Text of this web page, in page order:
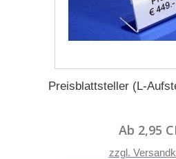
Preisblattsteller (L-
Ab 2,95
zzgl.